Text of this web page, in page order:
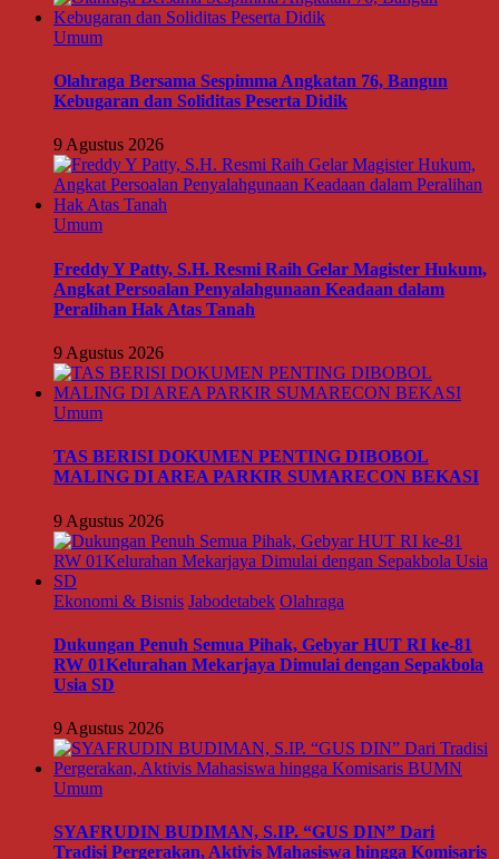
Umum
Olahraga Bersama Sespimma Angkatan 76, Bangun
Kebugaran dan Soliditas Peserta Didik
9 Agustus 2026
Umum
Freddy Y Patty, S.H. Resmi Raih Gelar Magister Hukum,
Angkat Persoalan Penyalahgunaan Keadaan dalam
Peralihan Hak Atas Tanah
9 Agustus 2026
Umum
TAS BERISI DOKUMEN PENTING DIBOBOL
MALING DI AREA PARKIR SUMARECON BEKASI
9 Agustus 2026
Ekonomi & Bisnis Jabodetabek Olahraga
Dukungan Penuh Semua Pihak, Gebyar HUT RI ke-81
RW 01Kelurahan Mekarjaya Dimulai dengan Sepakbola
Usia SD
9 Agustus 2026
Umum
SYAFRUDIN BUDIMAN, S.IP. “GUS DIN” Dari
Tradisi Pergerakan, Aktivis Mahasiswa hingga Komisaris